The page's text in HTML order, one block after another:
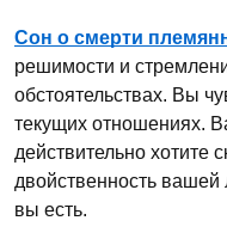
Сон о смерти
решимости и
обстоятельствах. Вы
текущих отношениях.
действительно хотите
двойственность вашей
вы есть.